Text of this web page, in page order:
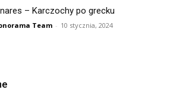
– Karczochy po grecku
Team - 10 stycznia, 2024